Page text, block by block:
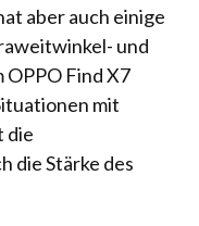
aber auch einige
und
OPPO Find X7
mit
die
die Stärke des